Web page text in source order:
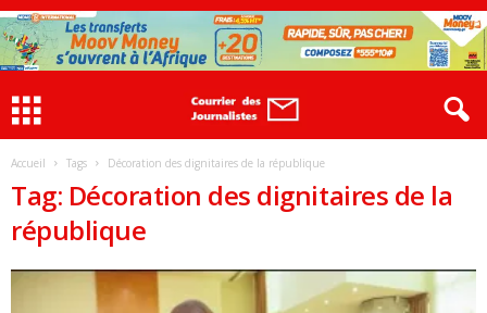
Accueil Tags Décoration des dignitaires de la république
Tag: Décoration des dignitaires de la
république